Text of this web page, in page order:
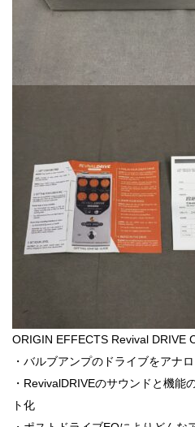
ORIGIN EFFECTS Revival DRIVE
・バルブアンプのドライブをアナ
・RevivalDRIVEのサウンドと機能
ト化